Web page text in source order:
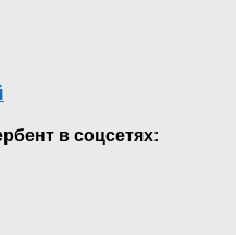
в соцсетях: